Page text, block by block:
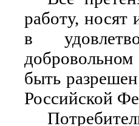
работу, носят
в
быть
Российской